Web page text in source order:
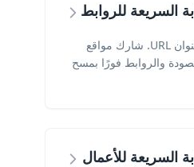
السريعة للروابط
أنشئ رموز QR لأي عنوان URL. شارك مواقع
والروابط فورًا بمسح
السريعة للأعمال